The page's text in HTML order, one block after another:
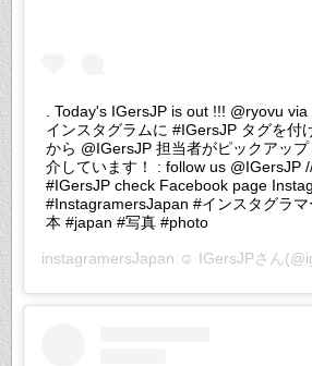
. Today's IGersJP is out !!! @ryovu via
インスタグラムに #IGersJP タグを付
から @IGersJP 担当者がピックアッ
介しています！ : follow us @IGersJP
#IGersJP check Facebook page
#InstagramersJapan #インスタグラマ
本 #japan #写真 #photo
instagramersJapan ☺︎ IGersJPさん